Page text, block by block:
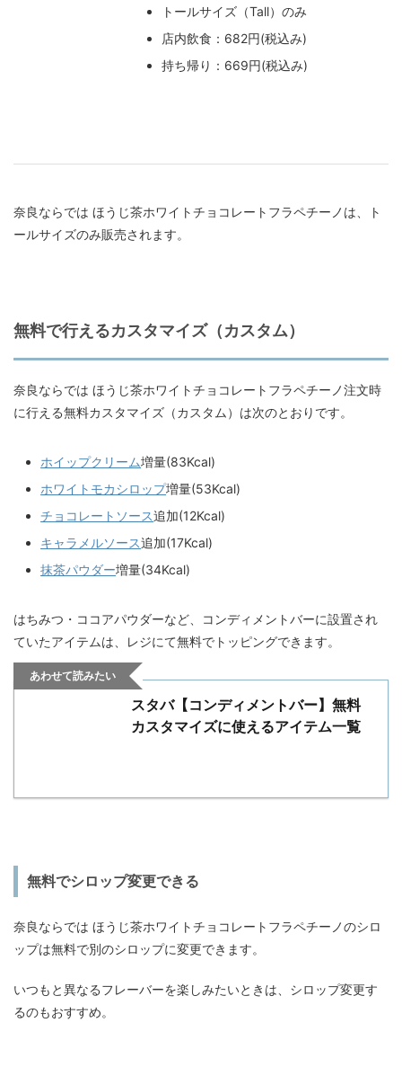
トールサイズ（Tall）のみ
店内飲食：682円(税込み)
持ち帰り：669円(税込み)
奈良ならでは ほうじ茶ホワイトチョコレートフラペチーノは、ト
ールサイズのみ販売されます。
無料で行えるカスタマイズ（カスタム）
奈良ならでは ほうじ茶ホワイトチョコレートフラペチーノ注文時
に行える無料カスタマイズ（カスタム）は次のとおりです。
ホイップクリーム増量(83Kcal)
ホワイトモカシロップ増量(53Kcal)
チョコレートソース追加(12Kcal)
キャラメルソース追加(17Kcal)
抹茶パウダー増量(34Kcal)
はちみつ・ココアパウダーなど、コンディメントバーに設置され
ていたアイテムは、レジにて無料でトッピングできます。
あわせて読みたい
スタバ【コンディメントバー】無料
カスタマイズに使えるアイテム一覧
無料でシロップ変更できる
奈良ならでは ほうじ茶ホワイトチョコレートフラペチーノのシロ
ップは無料で別のシロップに変更できます。
いつもと異なるフレーバーを楽しみたいときは、シロップ変更す
るのもおすすめ。